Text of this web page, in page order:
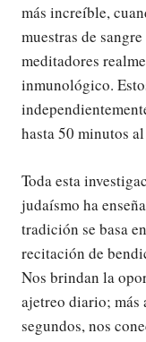
más increíble,
muestras de
meditadores
inmunológico.
hasta 50 minutos
Toda esta
judaísmo ha
tradición se basa
recitación de
Nos brindan la
ajetreo diario; más
segundos, nos